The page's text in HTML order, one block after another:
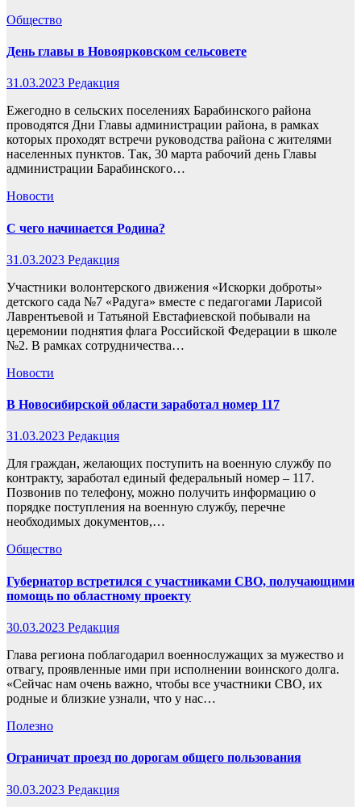
Общество
День главы в Новоярковском сельсовете
31.03.2023 Редакция
Ежегодно в сельских поселениях Барабинского района
проводятся Дни Главы администрации района, в рамках
которых проходят встречи руководства района с жителями
населенных пунктов. Так, 30 марта рабочий день Главы
администрации Барабинского…
Новости
С чего начинается Родина?
31.03.2023 Редакция
Участники волонтерского движения «Искорки доброты»
детского сада №7 «Радуга» вместе с педагогами Ларисой
Лаврентьевой и Татьяной Евстафиевской побывали на
церемонии поднятия флага Российской Федерации в школе
№2. В рамках сотрудничества…
Новости
В Новосибирской области заработал номер 117
31.03.2023 Редакция
Для граждан, желающих поступить на военную службу по
контракту, заработал единый федеральный номер – 117.
Позвонив по телефону, можно получить информацию о
порядке поступления на военную службу, перечне
необходимых документов,…
Общество
Губернатор встретился с участниками СВО, получающими
помощь по областному проекту
30.03.2023 Редакция
Глава региона поблагодарил военнослужащих за мужество и
отвагу, проявленные ими при исполнении воинского долга.
«Сейчас нам очень важно, чтобы все участники СВО, их
родные и близкие узнали, что у нас…
Полезно
Ограничат проезд по дорогам общего пользования
30.03.2023 Редакция